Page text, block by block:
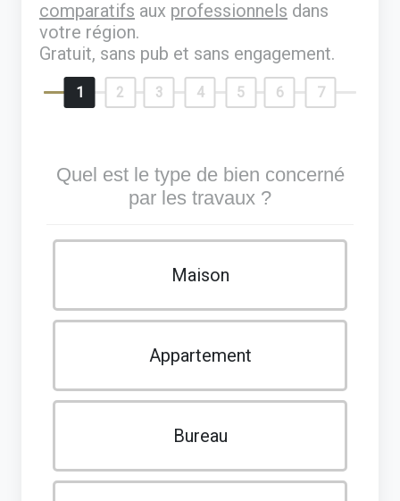
comparatifs aux professionnels dans
votre région.
Gratuit, sans pub et sans engagement.
1 2 3 4 5 6 7
Quel est le type de bien concerné
par les travaux ?
Maison
Appartement
Bureau